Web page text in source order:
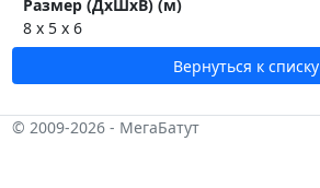
Размер (ДхШхВ) (м)
8 x 5 x 6
Вернуться к списку
© 2009-2026 - МегаБатут